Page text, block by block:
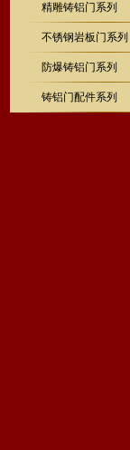
精雕铸铝门系列
不锈钢岩板门系列
防爆铸铝门系列
铸铝门配件系列